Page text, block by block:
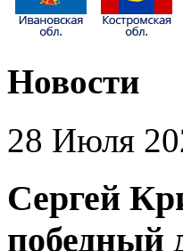
Новости
28 Июля
Сергей
победный